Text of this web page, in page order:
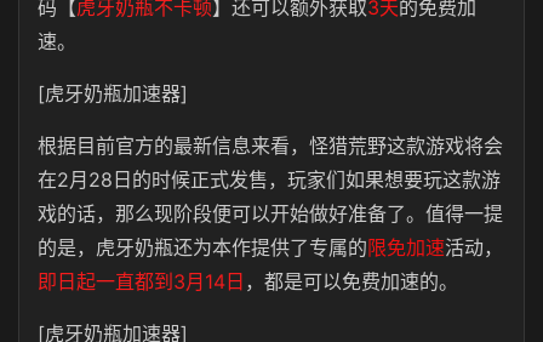
码【虎牙奶瓶不卡顿】还可以额外获取3天的免费加
速。
[虎牙奶瓶加速器]
根据目前官方的最新信息来看，怪猎荒野这款游戏将会
在2月28日的时候正式发售，玩家们如果想要玩这款游
戏的话，那么现阶段便可以开始做好准备了。值得一提
的是，虎牙奶瓶还为本作提供了专属的限免加速活动，
即日起一直都到3月14日 ，都是可以免费加速的。
[虎牙奶瓶加速器]